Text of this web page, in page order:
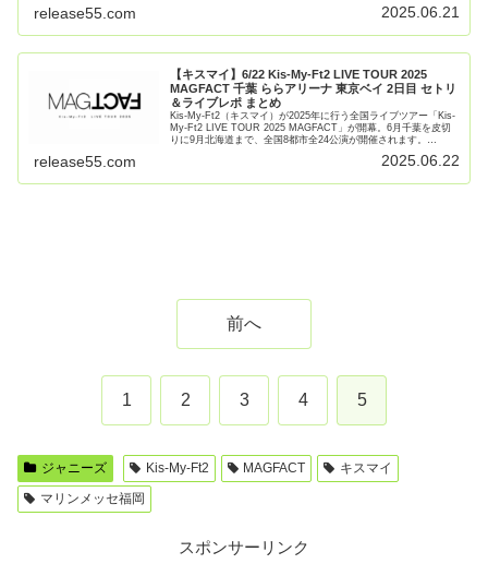
release55.com 2025.06.21
【キスマイ】6/22 Kis-My-Ft2 LIVE TOUR 2025
MAGFACT 千葉 ららアリーナ 東京ベイ 2日目 セトリ
＆ライブレポ まとめ
Kis-My-Ft2（キスマイ）が2025年に行う全国ライブツアー「Kis-
My-Ft2 LIVE TOUR 2025 MAGFACT」が開幕。6月千葉を皮切
りに9月北海道まで、全国8都市全24公演が開催されます。
release55.com 2025.06.22
前へ
1 2 3 4 5
ジャニーズ Kis-My-Ft2 MAGFACT
キスマイ
マリンメッセ福岡
スポンサーリンク